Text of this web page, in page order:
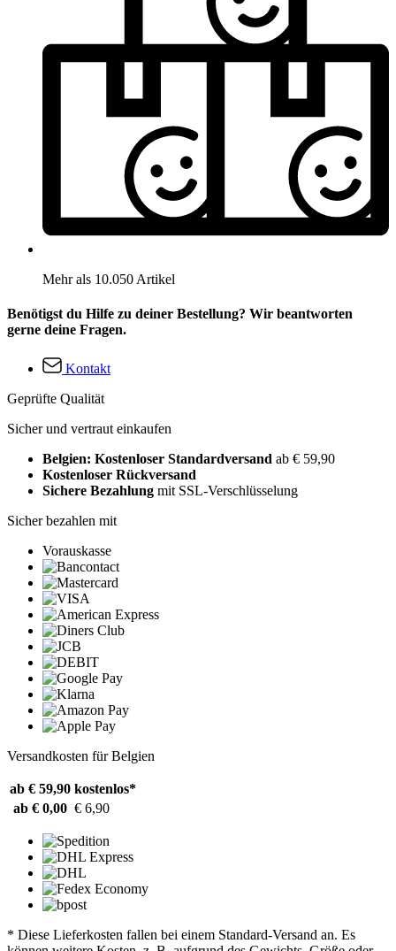
Mehr als 10.050 Artikel
Benötigst du Hilfe zu deiner Bestellung? Wir beantworten
gerne deine Fragen.
Kontakt
Geprüfte Qualität
Sicher und vertraut einkaufen
Belgien: Kostenloser Standardversand ab € 59,90
Kostenloser Rückversand
Sichere Bezahlung mit SSL-Verschlüsselung
Sicher bezahlen mit
Vorauskasse
Versandkosten für Belgien
ab € 59,90 kostenlos*
ab € 0,00 € 6,90
* Diese Lieferkosten fallen bei einem Standard-Versand an. Es